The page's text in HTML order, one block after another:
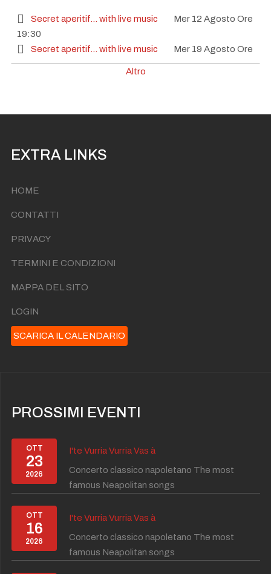
Secret aperitif... with live music
Mer 12 Agosto Ore
19:30
Secret aperitif... with live music
Mer 19 Agosto Ore
19:30
Altro
EXTRA LINKS
HOME
CONTATTI
PRIVACY
TERMINI E CONDIZIONI
MAPPA DEL SITO
LOGIN
SCARICA IL CALENDARIO
PROSSIMI EVENTI
OTT
23
2026
I'te Vurria Vurria Vas à
Concerto classico napoletano The most
famous Neapolitan songs
OTT
16
2026
I'te Vurria Vurria Vas à
Concerto classico napoletano The most
famous Neapolitan songs